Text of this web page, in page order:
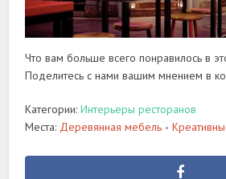
Что вам больше всего понравилось в
Поделитесь с нами вашим мнением в
Категории:Интерьеры ресторанов
Места: Деревянная мебель •